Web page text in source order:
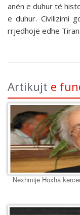
anën e duhur të
e duhur. Civilizimi
rrjedhojë edhe
Artikujt e
Nexhmije Hoxha